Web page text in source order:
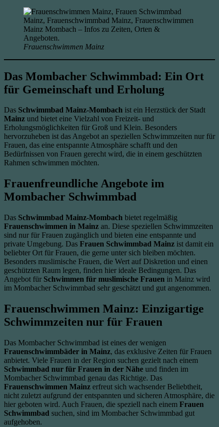
Frauenschwimmen Mainz
Das Mombacher Schwimmbad: Ein Ort
für Gemeinschaft und Erholung
Das Schwimmbad Mainz-Mombach ist ein Herzstück der Stadt
Mainz und bietet eine Vielzahl von Freizeit- und
Erholungsmöglichkeiten für Groß und Klein. Besonders
hervorzuheben ist das Angebot an speziellen Schwimmzeiten nur für
Frauen, das eine entspannte Atmosphäre schafft und den
Bedürfnissen von Frauen gerecht wird, die in einem geschützten
Rahmen schwimmen möchten.
Frauenfreundliche Angebote im
Mombacher Schwimmbad
Das Schwimmbad Mainz-Mombach bietet regelmäßig
Frauenschwimmen in Mainz an. Diese speziellen Schwimmzeiten
sind nur für Frauen zugänglich und bieten eine entspannte und
private Umgebung. Das Frauen Schwimmbad Mainz ist damit ein
beliebter Ort für Frauen, die gerne unter sich bleiben möchten.
Besonders muslimische Frauen, die Wert auf Diskretion und einen
geschützten Raum legen, finden hier ideale Bedingungen. Das
Angebot für Schwimmen für muslimische Frauen in Mainz wird
im Mombacher Schwimmbad sehr geschätzt und gut angenommen.
Frauenschwimmen Mainz: Einzigartige
Schwimmzeiten nur für Frauen
Das Mombacher Schwimmbad ist eines der wenigen
Frauenschwimmbäder in Mainz, das exklusive Zeiten für Frauen
anbietet. Viele Frauen in der Region suchen gezielt nach einem
Schwimmbad nur für Frauen in der Nähe und finden im
Mombacher Schwimmbad genau das Richtige. Das
Frauenschwimmen Mainz erfreut sich wachsender Beliebtheit,
nicht zuletzt aufgrund der entspannten und sicheren Atmosphäre, die
hier geboten wird. Auch Frauen, die speziell nach einem Frauen
Schwimmbad suchen, sind im Mombacher Schwimmbad gut
aufgehoben.